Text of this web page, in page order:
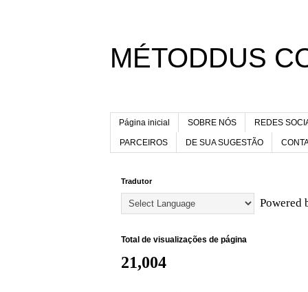
MÉTODDUS
Página inicial SOBRE NÓS REDES
PARCEIROS DE SUA SUGESTÃO
Tradutor
Powered
Total de visualizações de página
21,004